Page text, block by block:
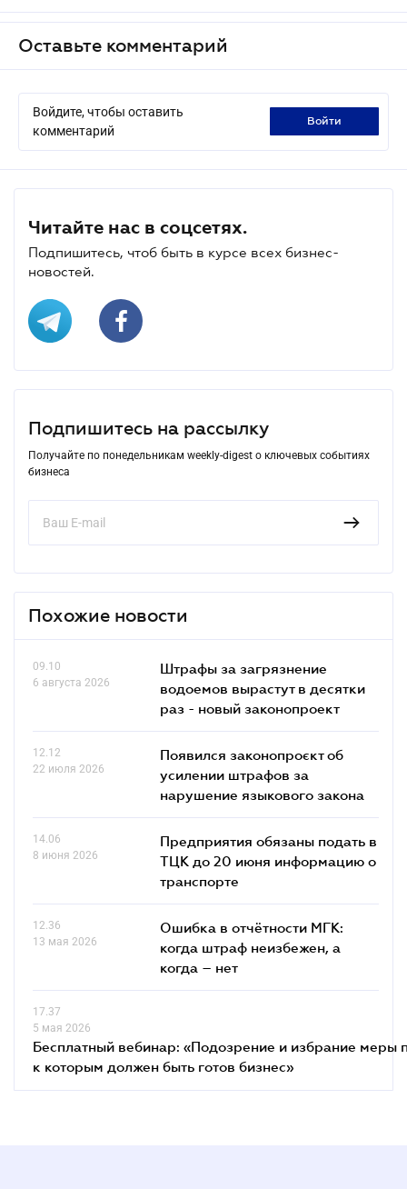
Оставьте комментарий
Войдите, чтобы оставить
комментарий
войти
Читайте нас в соцсетях.
Подпишитесь, чтоб быть в курсе всех бизнес-
новостей.
Подпишитесь на рассылку
Получайте по понедельникам weekly-digest о ключевых событиях
бизнеса
Похожие новости
09.10
6 августа 2026
Штрафы за загрязнение
водоемов вырастут в десятки
раз - новый законопроект
12.12
22 июля 2026
Появился законопроєкт об
усилении штрафов за
нарушение языкового закона
14.06
8 июня 2026
Предприятия обязаны подать в
ТЦК до 20 июня информацию о
транспорте
12.36
13 мая 2026
Ошибка в отчётности МГК:
когда штраф неизбежен, а
когда – нет
17.37
5 мая 2026
Бесплатный вебинар: «Подозрение и избрание меры
к которым должен быть готов бизнес»